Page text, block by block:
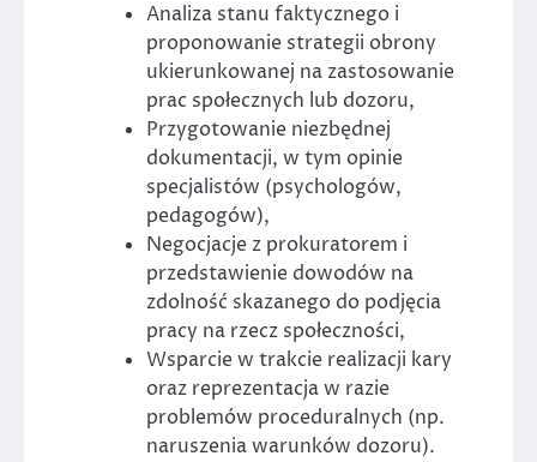
Analiza stanu faktycznego i
proponowanie strategii obrony
ukierunkowanej na zastosowanie
prac społecznych lub dozoru,
Przygotowanie niezbędnej
dokumentacji, w tym opinie
specjalistów (psychologów,
pedagogów),
Negocjacje z prokuratorem i
przedstawienie dowodów na
zdolność skazanego do podjęcia
pracy na rzecz społeczności,
Wsparcie w trakcie realizacji kary
oraz reprezentacja w razie
problemów proceduralnych (np.
naruszenia warunków dozoru).